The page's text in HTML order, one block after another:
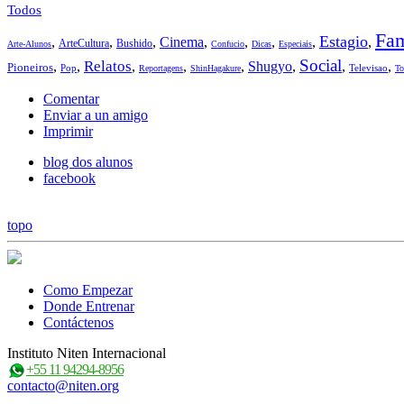
Todos
Arte-Alunos, ArteCultura, Bushido, Cinema, Confucio, Dicas, Especiais, Estagio,
Pioneiros, Pop, Relatos, Reportagens, ShinHagakure, Shugyo, Social, Televisao,
Comentar
Enviar a un amigo
Imprimir
blog dos alunos
facebook
topo
Como Empezar
Donde Entrenar
Contáctenos
Instituto Niten Internacional
+55 11 94294-8956
contacto@niten.org